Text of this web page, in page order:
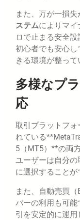
また、万が一損失
ステムによりマ
ロで止まる安全設
初心者でも安心
きる環境が整って
多様なプ
応
取引プラットフォ
れている
5（MT5）**の両
ユーザーは自分
に選択することが
また、自動売買
バーの利用も可
引を安定的に運用